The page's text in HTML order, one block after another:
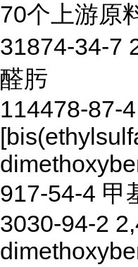
70个上游原
31874-34-7
醛肟
114478-87-
917-54-4 甲
3030-94-2